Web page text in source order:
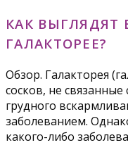
КАК ВЫГЛЯДЯТ
ГАЛАКТОРЕЕ?
Обзор. Галакторея
сосков, не
грудного
заболеванием.
какого-либо